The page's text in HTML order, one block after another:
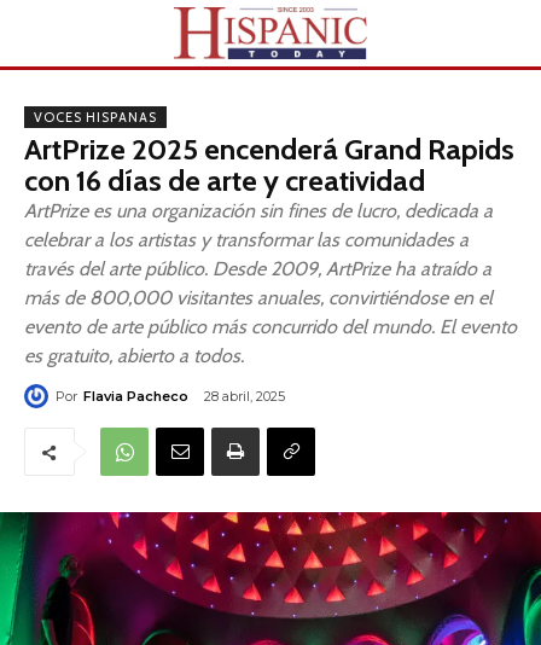
VOCES HISPANAS
ArtPrize 2025 encenderá Grand Rapids
con 16 días de arte y creatividad
ArtPrize es una organización sin fines de lucro, dedicada a
celebrar a los artistas y transformar las comunidades a
través del arte público. Desde 2009, ArtPrize ha atraído a
más de 800,000 visitantes anuales, convirtiéndose en el
evento de arte público más concurrido del mundo. El evento
es gratuito, abierto a todos.
Por Flavia Pacheco 28 abril, 2025